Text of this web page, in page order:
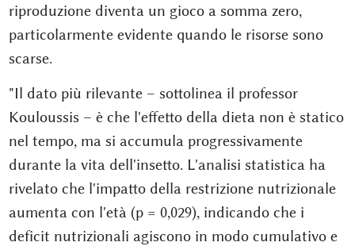
riproduzione diventa un gioco a somma zero,
particolarmente evidente quando le risorse sono
scarse.
"Il dato più rilevante – sottolinea il professor
Kouloussis – è che l'effetto della dieta non è statico
nel tempo, ma si accumula progressivamente
durante la vita dell'insetto. L'analisi statistica ha
rivelato che l'impatto della restrizione nutrizionale
aumenta con l'età (p = 0,029), indicando che i
deficit nutrizionali agiscono in modo cumulativo e